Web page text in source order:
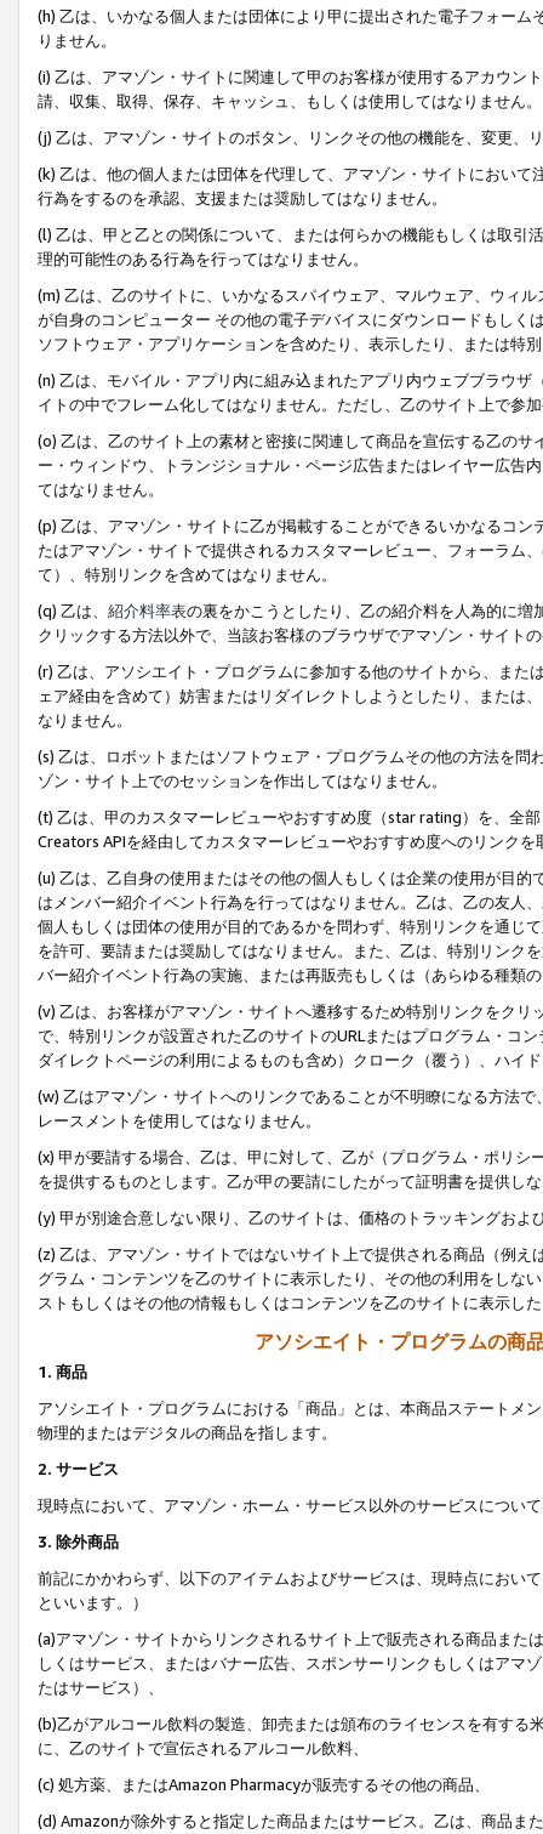
(h) 乙は、いかなる個人または団体により甲に提出された電子フォー
りません。
(i) 乙は、アマゾン・サイトに関連して甲のお客様が使用するアカウン
請、収集、取得、保存、キャッシュ、もしくは使用してはなりません。
(j) 乙は、アマゾン・サイトのボタン、リンクその他の機能を、変更、
(k) 乙は、他の個人または団体を代理して、アマゾン・サイトにおい
行為をするのを承認、支援または奨励してはなりません。
(l) 乙は、甲と乙との関係について、または何らかの機能もしくは取
理的可能性のある行為を行ってはなりません。
(m) 乙は、乙のサイトに、いかなるスパイウェア、マルウェア、ウィ
が自身のコンピューター その他の電子デバイスにダウンロードもし
ソフトウェア・アプリケーションを含めたり、表示したり、または特
(n) 乙は、モバイル・アプリ内に組み込まれたアプリ内ウェブブラウ
イトの中でフレーム化してはなりません。ただし、乙のサイト上で参
(o) 乙は、乙のサイト上の素材と密接に関連して商品を宣伝する乙の
ー・ウィンドウ、トランジショナル・ページ広告またはレイヤー広告
てはなりません。
(p) 乙は、アマゾン・サイトに乙が掲載することができるいかなるコ
たはアマゾン・サイトで提供されるカスタマーレビュー、フォーラム
て）、特別リンクを含めてはなりません。
(q) 乙は、 紹介料率表の裏をかこうとしたり、乙の紹介料を人為的に
クリックする方法以外で、当該お客様のブラウザでアマゾン・サイト
(r) 乙は、アソシエイト・プログラムに参加する他のサイトから、ま
ェア経由を含めて）妨害またはリダイレクトしようとしたり、または
なりません。
(s) 乙は、ロボットまたはソフトウェア・プログラムその他の方法を
ゾン・サイト上でのセッションを作出してはなりません。
(t) 乙は、甲のカスタマーレビューやおすすめ度（star rating）を、全
Creators APIを経由してカスタマーレビューやおすすめ度へのリンクを
(u) 乙は、乙自身の使用またはその他の個人もしくは企業の使用が目
はメンバー紹介イベント行為を行ってはなりません。乙は、乙の友人
個人もしくは団体の使用が目的であるかを問わず、特別リンクを通じ
を許可、要請または奨励してはなりません。また、乙は、特別リンク
バー紹介イベント行為の実施、または再販売もしくは（あらゆる種類
(v) 乙は、お客様がアマゾン・サイトへ遷移するため特別リンクをク
で、特別リンクが設置された乙のサイトのURLまたはプログラム・コ
ダイレクトページの利用によるものも含め）クローク（覆う）、ハイ
(w) 乙はアマゾン・サイトへのリンクであることが不明瞭になる方法
レースメントを使用してはなりません。
(x) 甲が要請する場合、乙は、甲に対して、乙が（プログラム・ポリ
を提供するものとします。乙が甲の要請にしたがって証明書を提供し
(y) 甲が別途合意しない限り、乙のサイトは、価格のトラッキングお
(z) 乙は、アマゾン・サイトではないサイト上で提供される商品（例
グラム・コンテンツを乙のサイトに表示したり、その他の利用をしな
ストもしくはその他の情報もしくはコンテンツを乙のサイトに表示し
アソシエイト・プログラムの商
1. 商品
アソシエイト・プログラムにおける「商品」とは、本商品ステートメ
物理的またはデジタルの商品を指します。
2. サービス
現時点において、アマゾン・ホーム・サービス以外のサービスについ
3. 除外商品
前記にかかわらず、以下のアイテムおよびサービスは、現時点におい
といいます。）
(a)アマゾン・サイトからリンクされるサイト上で販売される商品ま
しくはサービス、またはバナー広告、スポンサーリンクもしくはアマ
たはサービス）、
(b)乙がアルコール飲料の製造、卸売または頒布のライセンスを有す
に、乙のサイトで宣伝されるアルコール飲料、
(c) 処方薬、またはAmazon Pharmacyが販売するその他の商品、
(d) Amazonが除外すると指定した商品またはサービス。乙は、商品ま